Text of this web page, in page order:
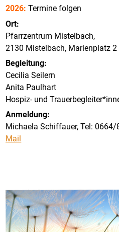
2026: Termine folgen
Ort:
Pfarrzentrum Mistelbach,
2130 Mistelbach, Marienplatz 2
Begleitung:
Cecilia Seilern
Anita Paulhart
Hospiz- und
Anmeldung:
Michaela Schiffauer, Tel: 0664/
Mail